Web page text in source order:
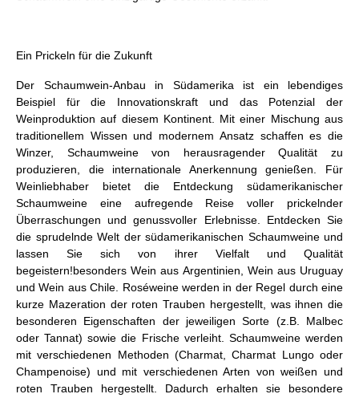
Ein Prickeln für die Zukunft
Der Schaumwein-Anbau in Südamerika ist ein lebendiges
Beispiel für die Innovationskraft und das Potenzial der
Weinproduktion auf diesem Kontinent. Mit einer Mischung aus
traditionellem Wissen und modernem Ansatz schaffen es die
Winzer, Schaumweine von herausragender Qualität zu
produzieren, die internationale Anerkennung genießen. Für
Weinliebhaber bietet die Entdeckung südamerikanischer
Schaumweine eine aufregende Reise voller prickelnder
Überraschungen und genussvoller Erlebnisse. Entdecken Sie
die sprudelnde Welt der südamerikanischen Schaumweine und
lassen Sie sich von ihrer Vielfalt und Qualität
begeistern!besonders Wein aus Argentinien, Wein aus Uruguay
und Wein aus Chile. Roséweine werden in der Regel durch eine
kurze Mazeration der roten Trauben hergestellt, was ihnen die
besonderen Eigenschaften der jeweiligen Sorte (z.B. Malbec
oder Tannat) sowie die Frische verleiht. Schaumweine werden
mit verschiedenen Methoden (Charmat, Charmat Lungo oder
Champenoise) und mit verschiedenen Arten von weißen und
roten Trauben hergestellt. Dadurch erhalten sie besondere